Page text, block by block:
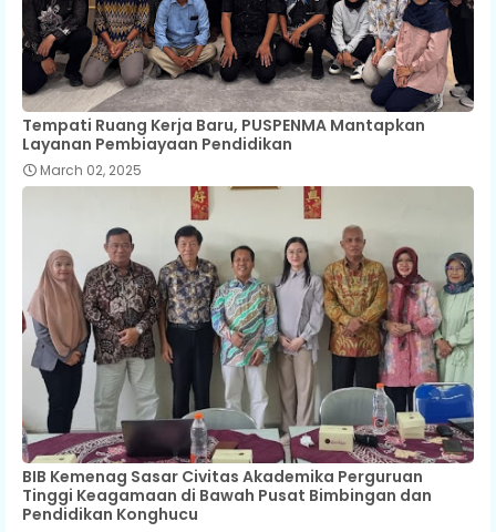
Tempati Ruang Kerja Baru, PUSPENMA Mantapkan
Layanan Pembiayaan Pendidikan
March 02, 2025
BIB Kemenag Sasar Civitas Akademika Perguruan
Tinggi Keagamaan di Bawah Pusat Bimbingan dan
Pendidikan Konghucu